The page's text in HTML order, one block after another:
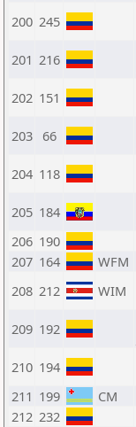
200 245
201 216
202 151
203 66
204 118
205 184
206 190
207 164 WFM
208 212 WIM
209 192
210 194
211 199 CM
212 232